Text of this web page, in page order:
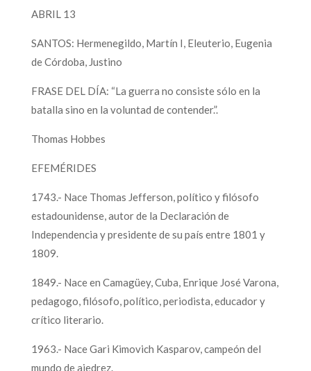
ABRIL 13
SANTOS: Hermenegildo, Martín I, Eleuterio, Eugenia
de Córdoba, Justino
FRASE DEL DÍA: “La guerra no consiste sólo en la
batalla sino en la voluntad de contender.”.
Thomas Hobbes
EFEMÉRIDES
1743.- Nace Thomas Jefferson, político y filósofo
estadounidense, autor de la Declaración de
Independencia y presidente de su país entre 1801 y
1809.
1849.- Nace en Camagüey, Cuba, Enrique José Varona,
pedagogo, filósofo, político, periodista, educador y
crítico literario.
1963.- Nace Gari Kimovich Kasparov, campeón del
mundo de ajedrez.